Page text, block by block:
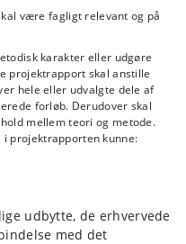
arbejdsstedet omkring
af koordinatoren
skal sikre, at
gennemtænkt som muligt,
være fagligt relevant og på
karakter eller udgøre
projektrapport skal anstille
hele eller udvalgte dele af
forløb. Derudover skal
mellem teori og metode.
projektrapporten kunne:
udbytte, de erhvervede
med det